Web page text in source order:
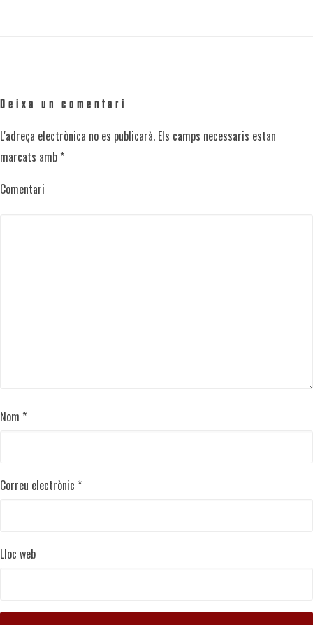
Deixa un comentari
L'adreça electrònica no es publicarà. Els camps necessaris estan
marcats amb *
Comentari
Nom *
Correu electrònic *
Lloc web